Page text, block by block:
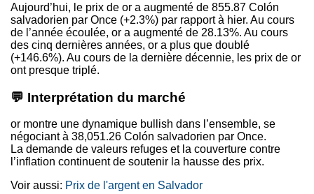
Aujourd’hui, le prix de or a augmenté de 855.87 Colón
salvadorien par Once (+2.3%) par rapport à hier. Au cours
de l’année écoulée, or a augmenté de 28.13%. Au cours
des cinq dernières années, or a plus que doublé
(+146.6%). Au cours de la dernière décennie, les prix de or
ont presque triplé.
💬 Interprétation du marché
or montre une dynamique bullish dans l’ensemble, se
négociant à 38,051.26 Colón salvadorien par Once.
La demande de valeurs refuges et la couverture contre
l’inflation continuent de soutenir la hausse des prix.
Voir aussi: Prix de l'argent en Salvador